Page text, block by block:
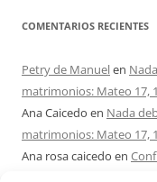
COMENTARIOS RECIENTES
Petry de Manuelen
matrimonios: Mateo 17,
Ana Caicedo en Nada
matrimonios: Mateo 17,
Ana rosa caicedo en